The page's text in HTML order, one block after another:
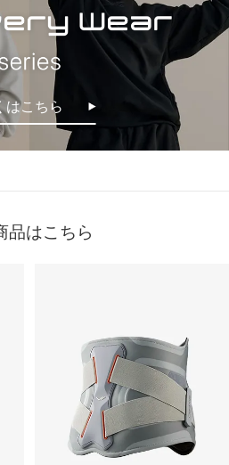
はこちら
@sixpad_official のリカバリー
リーブ
ブをGET！
アして使ってる
リジナルアイテムもGETできる
リーウェア〟って
がそうなの❣️
ア
ーウェア ポロシャツ】
練りこんだ特殊繊維、
純度セラミック（非金属）を練
（メディキュレーショ
リの緩和、筋肉の疲れを軽減して
品はこちら